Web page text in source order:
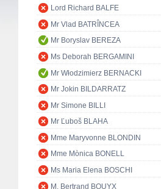
Lord Richard BALFE
Mr Vlad BATRÎNCEA
Mr Boryslav BEREZA
Ms Deborah BERGAMINI
Mr Włodzimierz BERNACKI
Mr Jokin BILDARRATZ
Mr Simone BILLI
Mr Ľuboš BLAHA
Mme Maryvonne BLONDIN
Mme Mònica BONELL
Ms Maria Elena BOSCHI
M. Bertrand BOUYX